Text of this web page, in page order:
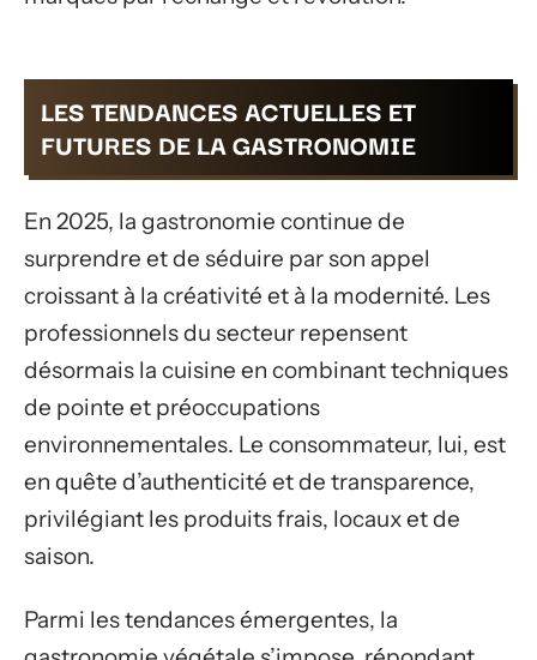
LES TENDANCES ACTUELLES ET
FUTURES DE LA GASTRONOMIE
En 2025, la gastronomie continue de
surprendre et de séduire par son appel
croissant à la créativité et à la modernité. Les
professionnels du secteur repensent
désormais la cuisine en combinant techniques
de pointe et préoccupations
environnementales. Le consommateur, lui, est
en quête d’authenticité et de transparence,
privilégiant les produits frais, locaux et de
saison.
Parmi les tendances émergentes, la